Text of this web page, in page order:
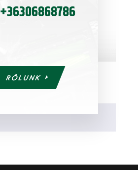
+36306868786
RÓLUNK